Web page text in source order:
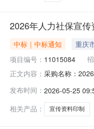
2026年人力社保宣传
中标｜中标通知 重庆
项目编号： 11015084
正文内容： 采购名称：
2509:28:47第1
发布时间： 2026-05-25
相关产品：
宣传资料印制